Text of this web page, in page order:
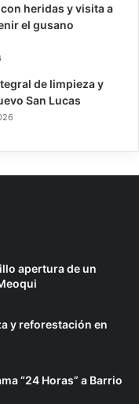
heridas y visita a
el gusano
de limpieza y
San Lucas
apertura de un
y reforestación en
“24 Horas” a Barrio